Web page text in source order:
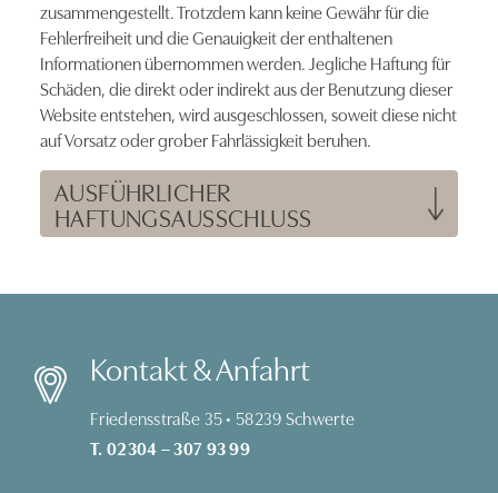
zusammengestellt. Trotzdem kann keine Gewähr für die
Fehlerfreiheit und die Genauigkeit der enthaltenen
Informationen übernommen werden. Jegliche Haftung für
Schäden, die direkt oder indirekt aus der Benutzung dieser
Website entstehen, wird ausgeschlossen, soweit diese nicht
auf Vorsatz oder grober Fahrlässigkeit beruhen.
AUSFÜHRLICHER
HAFTUNGSAUSSCHLUSS
Kontakt & Anfahrt
Friedensstraße 35 • 58239 Schwerte
T. 02304 – 307 93 99